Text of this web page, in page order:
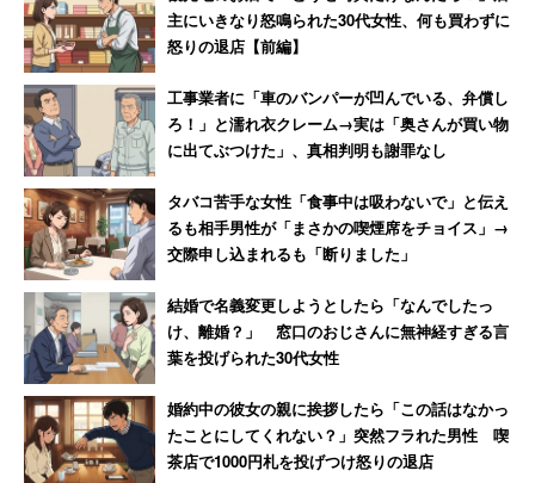
主にいきなり怒鳴られた30代女性、何も買わずに
怒りの退店【前編】
工事業者に「車のバンパーが凹んでいる、弁償し
ろ！」と濡れ衣クレーム→実は「奥さんが買い物
に出てぶつけた」、真相判明も謝罪なし
タバコ苦手な女性「食事中は吸わないで」と伝え
るも相手男性が「まさかの喫煙席をチョイス」→
交際申し込まれるも「断りました」
結婚で名義変更しようとしたら「なんでしたっ
け、離婚？」 窓口のおじさんに無神経すぎる言
葉を投げられた30代女性
婚約中の彼女の親に挨拶したら「この話はなかっ
たことにしてくれない？」突然フラれた男性 喫
茶店で1000円札を投げつけ怒りの退店